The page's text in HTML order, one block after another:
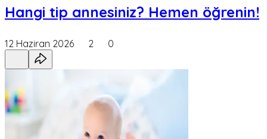
Hangi tip annesiniz? Hemen öğrenin!
12 Haziran 2026 2 0